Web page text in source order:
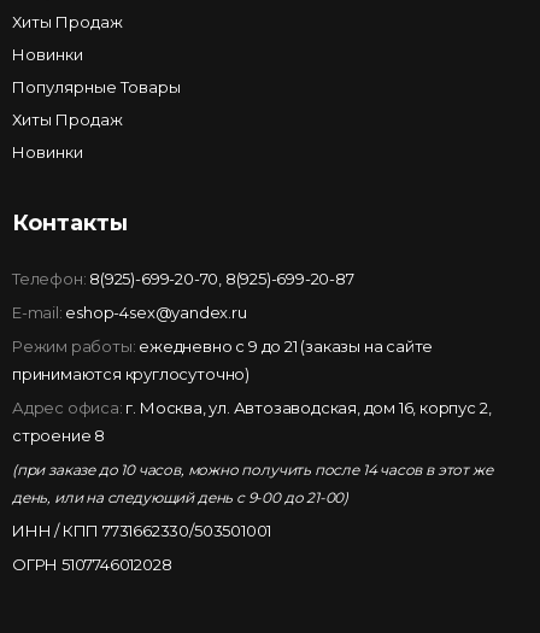
Хиты Продаж
Новинки
Популярные Товары
Хиты Продаж
Новинки
Контакты
Телефон: 8(925)-699-20-70 8(925)-699-20-87
E-mail: eshop-4sex@yandex.ru
Режим работы: ежедневно с 9 до 21 (заказы на сайте
принимаются круглосуточно)
Адрес офиса: г. Москва, ул. Автозаводская, дом 16, корпус 2,
строение 8
(при заказе до 10 часов, можно получить после 14 часов в этот же
день, или на следующий день с 9-00 до 21-00)
ИНН / КПП 7731662330/503501001
ОГРН 5107746012028